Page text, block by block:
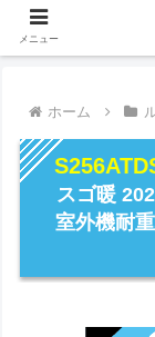
ホーム
スゴ暖
室外機耐
メニュー